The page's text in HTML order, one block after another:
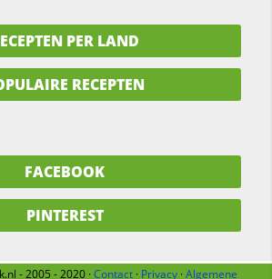
PER LAND
RECEPTEN
FACEBOOK
PINTEREST
- 2005 - 2020 ·Contact · Privacy ·Algemene